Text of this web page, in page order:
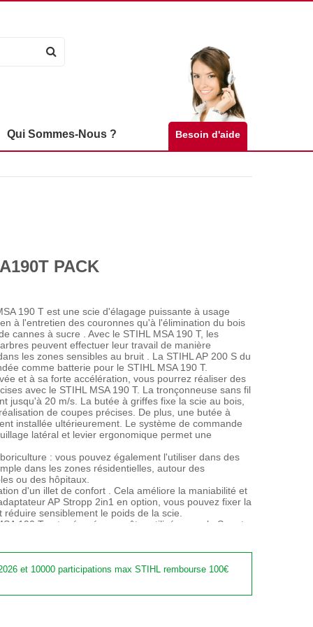
Qui Sommes-Nous ? Besoin d'aide
PACK
190 T est une scie d'élagage puissante à usage
à l'entretien des couronnes qu'à l'élimination du bois
cannes à sucre . Avec le STIHL MSA 190 T, les
peuvent effectuer leur travail de manière
les zones sensibles au bruit . La STIHL AP 200 S du
comme batterie pour le STIHL MSA 190 T.
et à sa forte accélération, vous pourrez réaliser des
avec le STIHL MSA 190 T. La tronçonneuse sans fil
jusqu'à 20 m/s. La butée à griffes fixe la scie au bois,
de coupes précises. De plus, une butée à
installée ultérieurement. Le système de commande
latéral et levier ergonomique permet une
: vous pouvez également l'utiliser dans des
dans les zones résidentielles, autour des
ou des hôpitaux.
d'un illet de confort . Cela améliore la maniabilité et
AP Stropp 2in1 en option, vous pouvez fixer la
sensiblement le poids de la scie.
190 T est préparée pour être utilisée avec le Smart
de la batterie STIHL et des temps de charge, vous
pouvez travailler avec votre scie d'élagage sans fil
la batterie utilisée met à se charger.
AP sont conçus pour des applications
et 10000 participations max STIHL rembourse 100€